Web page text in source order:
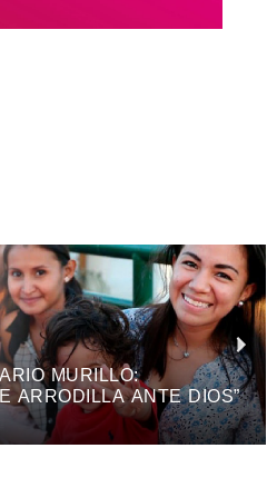
FONSECA
QUIRÚRGICA